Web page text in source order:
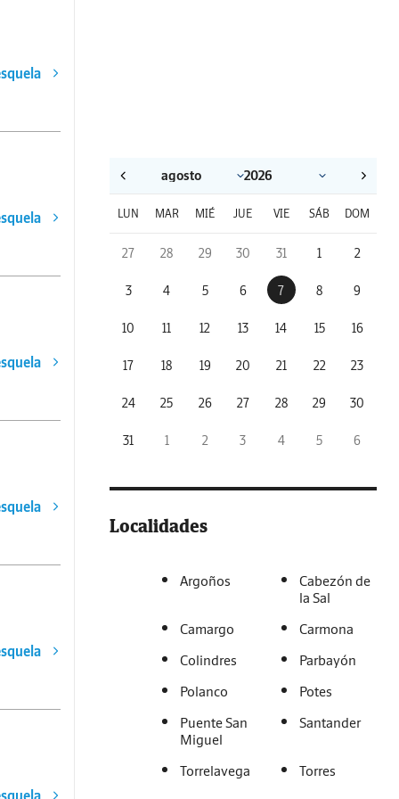
LUN MAR MIÉ JUE VIE SÁB DOM
27 28 29 30 31 1 2
3 4 5 6 7 8 9
10 11 12 13 14 15 16
17 18 19 20 21 22 23
24 25 26 27 28 29 30
31 1 2 3 4 5 6
Localidades
Argoños
Cabezón de
la Sal
Camargo
Carmona
Colindres
Parbayón
Polanco
Potes
Puente San
Miguel
Santander
Torrelavega Torres